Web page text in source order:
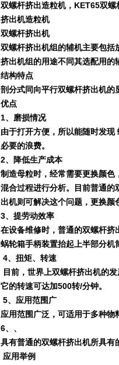
双螺杆挤出造粒机，KET65双
挤出机造粒机
双螺杆挤出机
双螺杆挤出机组的辅机主要包
挤出机组的用途不同其选配用
结构特点
剖分式同向平行双螺杆挤出机的
优点
1、磨损情况
由于打开方便，所以能随时发
必要的浪费。
2、降低生产成本
制造母粒时，经常需要更换颜
混合过程进行分析。目前普通的
出机则可解决这个问题，更换
3、提劳动效率
在设备维修时，普通的双螺杆
蜗轮箱手柄装置抬起上半部分机
4、扭矩、转速
目前，世界上双螺杆挤出机的
它的转速可达加500转/分钟。
5、应用范围广
应用范围广泛，可适用于多种物
6、、
具有普通的双螺杆挤出机所具
应用举例